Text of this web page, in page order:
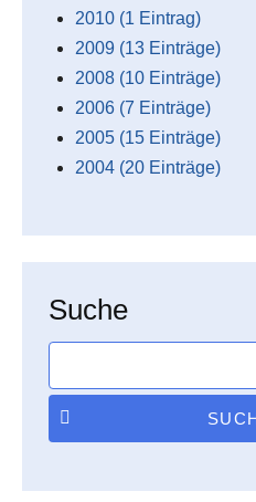
2010 (1 Eintrag)
2009 (13 Einträge)
2008 (10 Einträge)
2006 (7 Einträge)
2005 (15 Einträge)
2004 (20 Einträge)
Suche